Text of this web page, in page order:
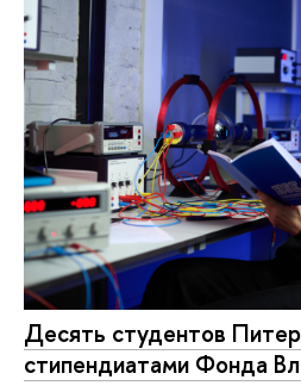
Десять студентов
стипендиатами Фонда